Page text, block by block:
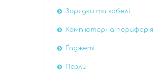
Зарядки та кабелі
Комп'ютерна периферія
Ґаджеті
Пазли